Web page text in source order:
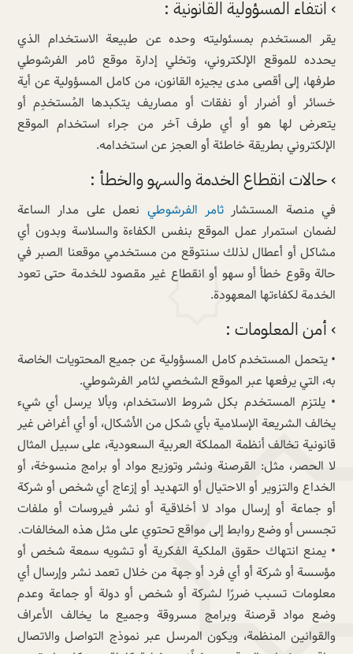
› انتفاء المسؤولية القانونية :
يقر المستخدم بمسئوليته وحده عن طبيعة الاستخدام الذي
يحدده للموقع الإلكتروني، وتخلي إدارة موقع ثامر الفرشوطي
طرفها، إلى أقصى مدى يجيزه القانون، من كامل المسؤولية عن أية
خسائر أو أضرار أو نفقات أو مصاريف يتكبدها المُستخدِم أو
يتعرض لها هو أو أي طرف آخر من جراء استخدام الموقع
الإلكتروني بطريقة خاطئة أو العجز عن استخدامه.
› حالات انقطاع الخدمة والسهو والخطأ :
في منصة المستشارثامر الفرشوطي نعمل على مدار الساعة
لضمان استمرار عمل الموقع بنفس الكفاءة والسلاسة وبدون أي
مشاكل أو أعطال لذلك سنتوقع من مستخدمي موقعنا الصبر في
حالة وقوع خطأ أو سهو أو انقطاع غير مقصود للخدمة حتى تعود
الخدمة لكفاءتها المعهودة.
› أمن المعلومات :
• يتحمل المستخدم كامل المسؤولية عن جميع المحتويات الخاصة
به، التي يرفعها عبر الموقع الشخصي لثامر الفرشوطي.
• يلتزم المستخدم بكل شروط الاستخدام، وبألا يرسل أي شيء
يخالف الشريعة الإسلامية بأي شكل من الأشكال، أو أي أغراض غير
قانونية تخالف أنظمة المملكة العربية السعودية، على سبيل المثال
لا الحصر، مثل: القرصنة ونشر وتوزيع مواد أو برامج منسوخة، أو
الخداع والتزوير أو الاحتيال أو التهديد أو إزعاج أي شخص أو شركة
أو جماعة أو إرسال مواد لا أخلاقية أو نشر فيروسات أو ملفات
تجسس أو وضع روابط إلى مواقع تحتوي على مثل هذه المخالفات.
• يمنع انتهاك حقوق الملكية الفكرية أو تشويه سمعة شخص أو
مؤسسة أو شركة أو أي فرد أو جهة من خلال تعمد نشر وإرسال أي
معلومات تسبب ضررًا لشركة أو شخص أو دولة أو جماعة وعدم
وضع مواد قرصنة وبرامج مسروقة وجميع ما يخالف الأعراف
والقوانين المنظمة، ويكون المرسل عبر نموذج التواصل والاتصال